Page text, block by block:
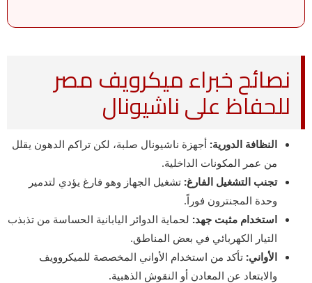
نصائح خبراء ميكرويف مصر
للحفاظ على ناشيونال
النظافة الدورية: أجهزة ناشيونال صلبة، لكن تراكم الدهون يقلل
من عمر المكونات الداخلية.
تجنب التشغيل الفارغ: تشغيل الجهاز وهو فارغ يؤدي لتدمير
وحدة المجنترون فوراً.
استخدام مثبت جهد: لحماية الدوائر اليابانية الحساسة من تذبذب
التيار الكهربائي في بعض المناطق.
الأواني: تأكد من استخدام الأواني المخصصة للميكروويف
والابتعاد عن المعادن أو النقوش الذهبية.